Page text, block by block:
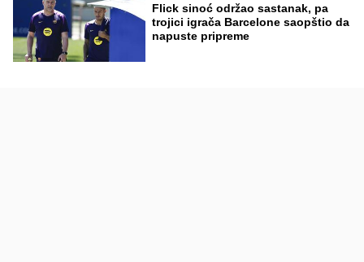
Flick sinoć održao sastanak, pa
trojici igrača Barcelone saopštio da
napuste pripreme